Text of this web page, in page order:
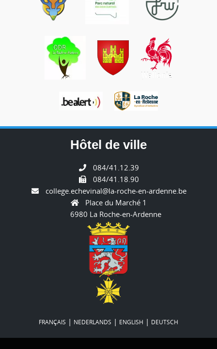
Hôtel de ville
084/41.12.39
084/41.18.90
college.echevinal@la-roche-en-ardenne.be
Place du Marché 1
6980 La Roche-en-Ardenne
FRANÇAIS | NEDERLANDS | ENGLISH | DEUTSCH